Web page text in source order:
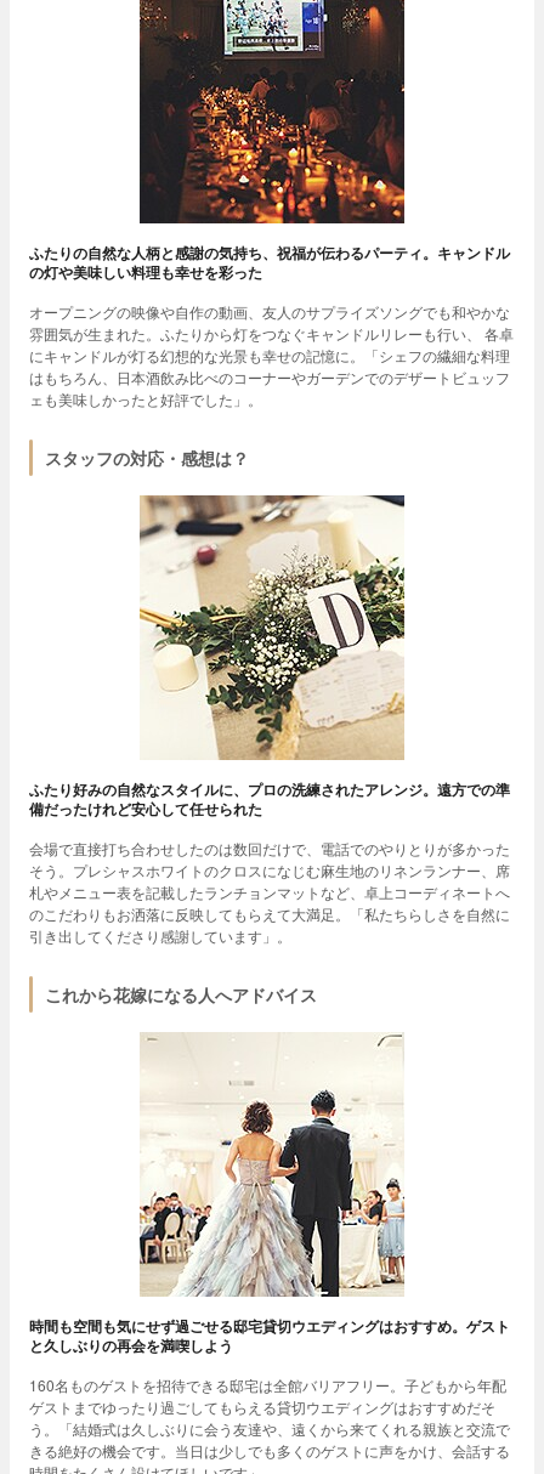
ふたりの自然な人柄と感謝の気持ち、祝福が伝わるパーティ。キャンドル
の灯や美味しい料理も幸せを彩った
オープニングの映像や自作の動画、友人のサプライズソングでも和やかな
雰囲気が生まれた。ふたりから灯をつなぐキャンドルリレーも行い、 各卓
にキャンドルが灯る幻想的な光景も幸せの記憶に。「シェフの繊細な料理
はもちろん、日本酒飲み比べのコーナーやガーデンでのデザートビュッフ
ェも美味しかったと好評でした」。
スタッフの対応・感想は？
ふたり好みの自然なスタイルに、プロの洗練されたアレンジ。遠方での準
備だったけれど安心して任せられた
会場で直接打ち合わせしたのは数回だけで、電話でのやりとりが多かった
そう。プレシャスホワイトのクロスになじむ麻生地のリネンランナー、席
札やメニュー表を記載したランチョンマットなど、卓上コーディネートへ
のこだわりもお洒落に反映してもらえて大満足。「私たちらしさを自然に
引き出してくださり感謝しています」。
これから花嫁になる人へアドバイス
時間も空間も気にせず過ごせる邸宅貸切ウエディングはおすすめ。ゲスト
と久しぶりの再会を満喫しよう
160名ものゲストを招待できる邸宅は全館バリアフリー。子どもから年配
ゲストまでゆったり過ごしてもらえる貸切ウエディングはおすすめだそ
う。「結婚式は久しぶりに会う友達や、遠くから来てくれる親族と交流で
きる絶好の機会です。当日は少しでも多くのゲストに声をかけ、会話する